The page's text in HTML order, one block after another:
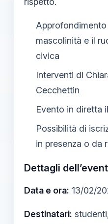
mascolinità e il
civica
Interventi di
Cecchettin
Evento in diretta
Possibilità di
in presenza o da
Dettagli
Data e ora: 13/02/
Destinatari: